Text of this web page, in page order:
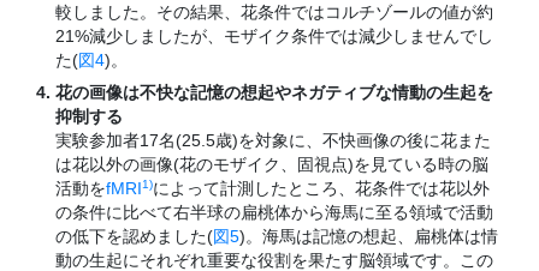
較しました。その結果、花条件ではコルチゾールの値が約
21%減少しましたが、モザイク条件では減少しませんでし
た(図4)。
花の画像は不快な記憶の想起やネガティブな情動の生起を
抑制する
実験参加者17名(25.5歳)を対象に、不快画像の後に花また
は花以外の画像(花のモザイク、固視点)を見ている時の脳
活動をfMRI1)によって計測したところ、花条件では花以外
の条件に比べて右半球の扁桃体から海馬に至る領域で活動
の低下を認めました(図5)。海馬は記憶の想起、扁桃体は情
動の生起にそれぞれ重要な役割を果たす脳領域です。この